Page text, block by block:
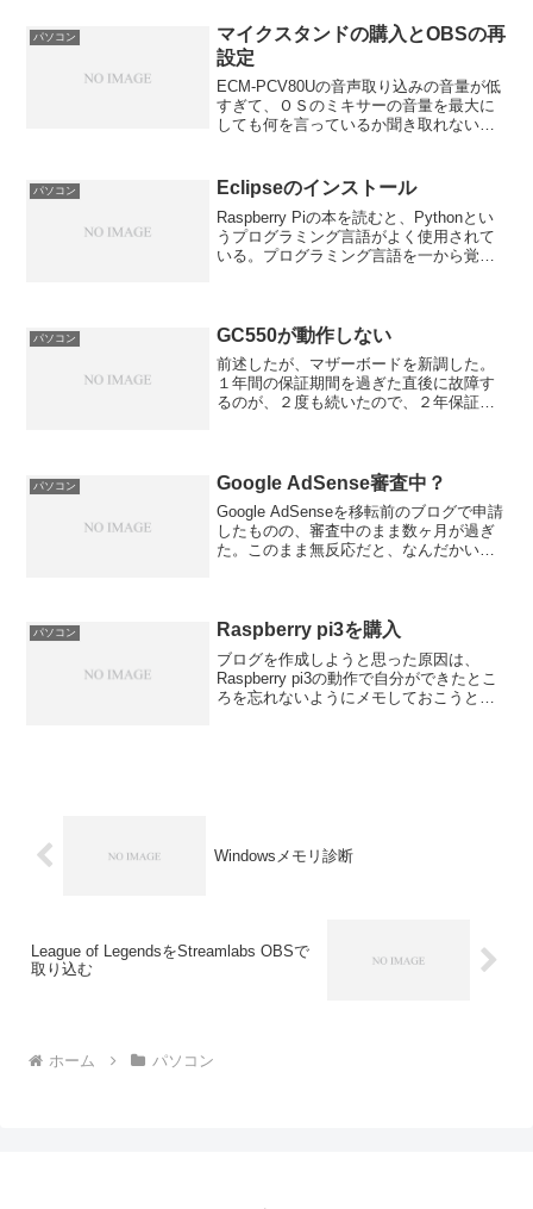
パソコン
マイクスタンドの購入とOBSの再
設定
ECM-PCV80Uの音声取り込みの音量が低
すぎて、ＯＳのミキサーの音量を最大に
しても何を言っているか聞き取れない状
思い、口元にマイクを近づけることがで
きるマイクスタン...
パソコン Eclipseのインストール
Raspberry Piの本を読むと、Pythonとい
うプログラミング言語がよく使用されて
いる。プログラミング言語を一から覚え
パソコン GC550が動作しない
前述したが、マザーボードを新調した。
１年間の保証期間を過ぎた直後に故障す
るのが、２度も続いたので、２年保証に
定...
パソコン Google AdSense審査中？
Google AdSenseを移転前のブログで申請
したものの、審査中のまま数ヶ月が過ぎ
た。このまま無反応だと、なんだかいや
ま...
パソコン Raspberry pi3を購入
ブログを作成しようと思った原因は、
Raspberry pi3の動作で自分ができたとこ
ろを忘れないようにメモしておこうと思
Windowsメモリ診断
League of LegendsをStreamlabs OBSで
取り込む
ホーム パソコン